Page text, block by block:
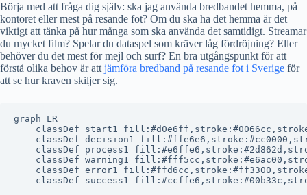
Börja med att fråga dig själv: ska jag använda bredbandet hemma, på
kontoret eller mest på resande fot? Om du ska ha det hemma är det
viktigt att tänka på hur många som ska använda det samtidigt. Streamar
du mycket film? Spelar du dataspel som kräver låg fördröjning? Eller
behöver du det mest för mejl och surf? En bra utgångspunkt för att
förstå olika behov är att jämföra bredband på resande fot i Sverige för
att se hur kraven skiljer sig.
graph LR
classDef start1
classDef decision1
classDef process1
classDef warning1
classDef error1
classDef success1